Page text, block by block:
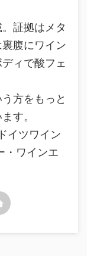
証拠はメタ
腹にワイン
ィで酸フェ
方をもっと
す。
イツワイン
・ワインエ